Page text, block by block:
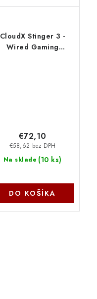
CloudX Stinger 3 -
Wired Gaming
Na sklade (10 ks)
€58,62 bez DPH
€72,10
DO KOŠÍKA